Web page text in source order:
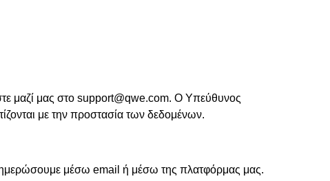
μαζί μας στο support@qwe.com. Ο Υπεύθυνος
με την προστασία των δεδομένων.
μέσω email ή μέσω της πλατφόρμας μας.